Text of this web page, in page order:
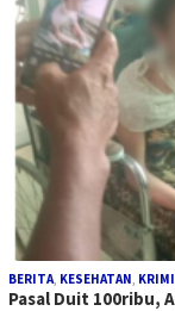
BERITA, KESEHATAN,
Pasal Duit 100ribu,